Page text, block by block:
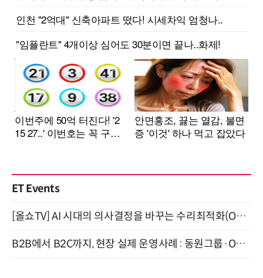
ET Events
[올쇼TV] AI 시대의 의사결정을 바꾸는 수리최적화(Optimization) 소개 (8/20 생방송)
B2B에서 B2C까지, 현장 실제 운영사례 : 동원그룹·OCI·다이닝브랜즈그룹·당근 (8/27)